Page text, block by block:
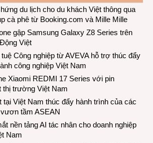
du lịch cho du khách Việt thông qua
cà phê từ Booking.com và Mille Mille
gập Samsung Galaxy Z8 Series trên
Việt
Công nghiệp từ AVEVA hỗ trợ thúc đẩy
công nghiệp Việt Nam
Xiaomi REDMI 17 Series với pin
thị trường Việt Nam
tại Việt Nam thúc đẩy hành trình của các
tầm ASEAN
nền tảng AI tác nhân cho doanh nghiệp
Nam